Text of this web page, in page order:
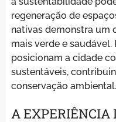
regeneração de
nativas demonstra um
mais verde e
posicionam a cidade
sustentáveis,
conservação ambiental.
A EXPERIÊNCIA